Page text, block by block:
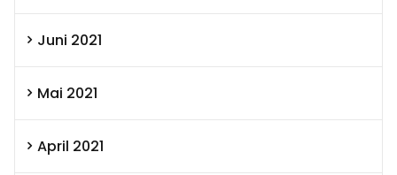
Juni 2021
Mai 2021
April 2021